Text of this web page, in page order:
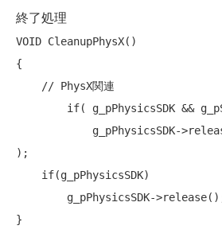
終了処理
VOID CleanupPhysX()
{
// PhysX関連
if( g_pPhysicsSDK &&
);
if(g_pPhysicsSDK)